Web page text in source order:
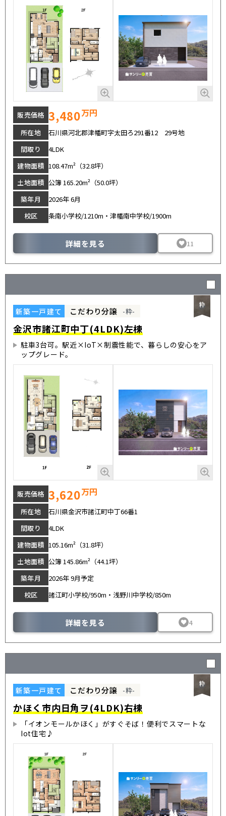
販売価格 3,480万円
所在地
石川県河北郡津幡町字太田ろ291番12 29号地
間取り
4LDK
建物面積 108.47m²（32.8坪）
土地面積 公簿 165.20m²（50.0坪）
築年月
2026年 6月
校区
条南小学校/1210m・津幡南中学校/1900m
詳細を見る 11
新築一戸建て こだわり分譲 -粋-
金沢市諸江町中丁(4LDK)左棟
駐車3台可。駅近×IoT×制震性能で、暮らしの安心をア
ップグレード。
販売価格 3,620万円
所在地
石川県金沢市諸江町中丁66番1
間取り
4LDK
建物面積 105.16m²（31.8坪）
土地面積 公簿 145.86m²（44.1坪）
築年月
2026年 9月予定
校区
諸江町小学校/950m・浅野川中学校/850m
詳細を見る 4
新築一戸建て こだわり分譲 -粋-
かほく市内日角ヲ(4LDK)右棟
「イオンモールかほく」がすぐそば！便利でスマートな
Iot住宅♪